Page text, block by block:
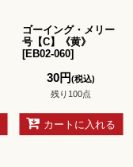
ゴーイング・メリー
号【C】《黄》
[EB02-060]
30円(税込)
残り100点
カートに入れる